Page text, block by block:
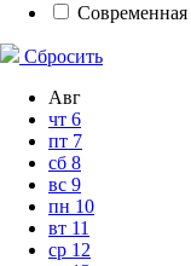
Сбросить
Авг
чт 6
пт 7
сб 8
вс 9
пн 10
вт 11
ср 12